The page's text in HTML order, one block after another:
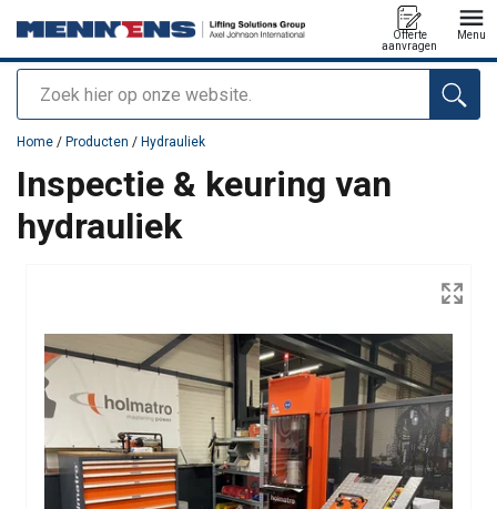
Zoeken
Offerte
aanvragen
Menu
toegevoegd aan uw offerte
Home / Producten / Hydrauliek
Inspectie & keuring van
hydrauliek